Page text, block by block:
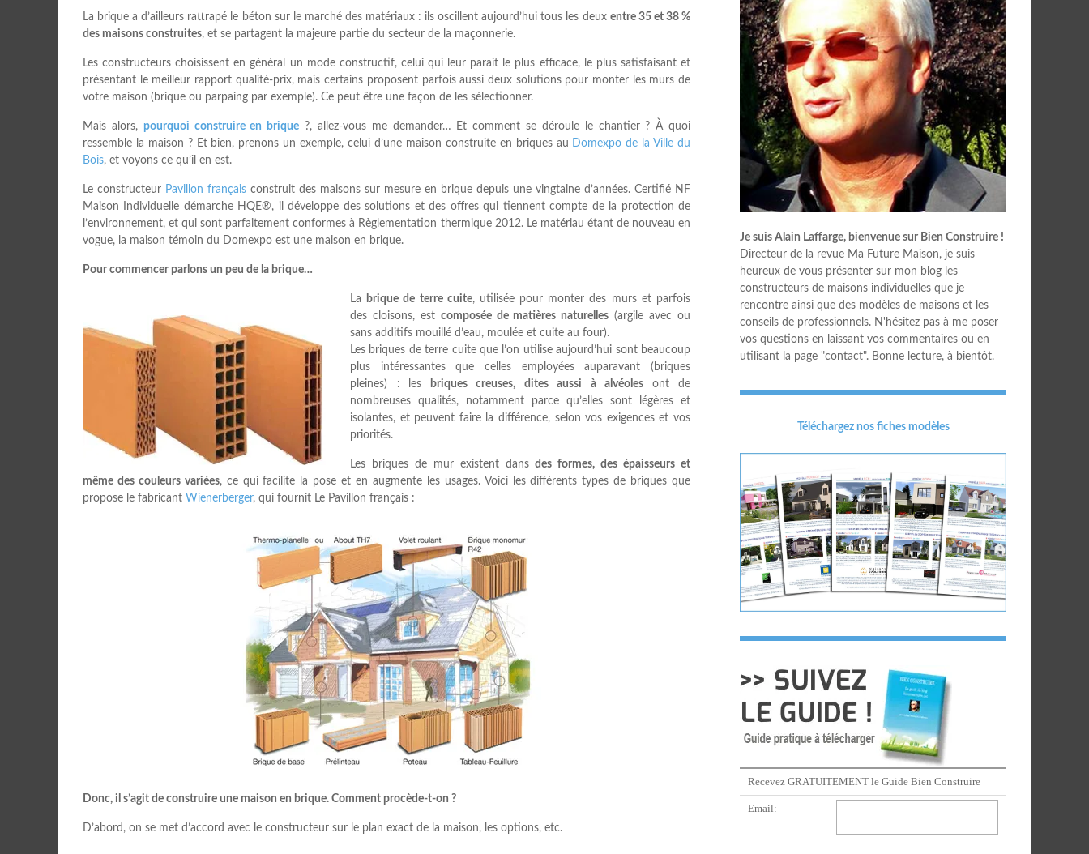
La brique a d’ailleurs rattrapé le béton sur le marché des matériaux : ils oscillent aujourd’hui tous les deux entre 35 et 38 %
des maisons construites, et se partagent la majeure partie du secteur de la maçonnerie.
Les constructeurs choisissent en général un mode constructif, celui qui leur parait le plus efficace, le plus satisfaisant et
présentant le meilleur rapport qualité-prix, mais certains proposent parfois aussi deux solutions pour monter les murs de
votre maison (brique ou parpaing par exemple). Ce peut être une façon de les sélectionner.
Mais alors, pourquoi construire en brique ?, allez-vous me demander… Et comment se déroule le chantier ? À quoi
ressemble la maison ? Et bien, prenons un exemple, celui d’une maison construite en briques au Domexpo de la Ville du
Bois, et voyons ce qu’il en est.
Le constructeur Pavillon français construit des maisons sur mesure en brique depuis une vingtaine d’années. Certifié NF
Maison Individuelle démarche HQE®, il développe des solutions et des offres qui tiennent compte de la protection de
l’environnement, et qui sont parfaitement conformes à Règlementation thermique 2012. Le matériau étant de nouveau en
vogue, la maison témoin du Domexpo est une maison en brique.
Pour commencer parlons un peu de la brique…
La brique de terre cuite, utilisée pour monter des murs et parfois
des cloisons, est composée de matières naturelles (argile avec ou
sans additifs mouillé d’eau, moulée et cuite au four).
Les briques de terre cuite que l’on utilise aujourd’hui sont beaucoup
plus intéressantes que celles employées auparavant (briques
pleines) :
les briques creuses, dites aussi à alvéoles ont de
nombreuses qualités, notamment parce qu’elles sont légères et
isolantes, et peuvent faire la différence, selon vos exigences et vos
priorités.
Les briques de mur existent dansdes formes, des épaisseurs et
même des couleurs variées, ce qui facilite la pose et en augmente les usages. Voici les différents types de briques que
propose le fabricant Wienerberger, qui fournit Le Pavillon français :
Donc, il s’agit de construire une maison en brique. Comment procède-t-on ?
D’abord, on se met d’accord avec le constructeur sur le plan exact de la maison, les options, etc.
Je suis Alain Laffarge, bienvenue sur Bien Construire !
Directeur de la revue Ma Future Maison, je suis
heureux de vous présenter sur mon blog les
constructeurs de maisons individuelles que je
rencontre ainsi que des modèles de maisons et les
conseils de professionnels. N'hésitez pas à me poser
vos questions en laissant vos commentaires ou en
utilisant la page "contact". Bonne lecture, à bientôt.
Téléchargez nos fiches modèles
Recevez GRATUITEMENT le Guide Bien Construire
Email: